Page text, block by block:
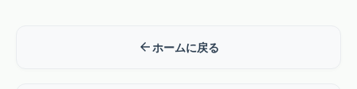
ホームに戻る